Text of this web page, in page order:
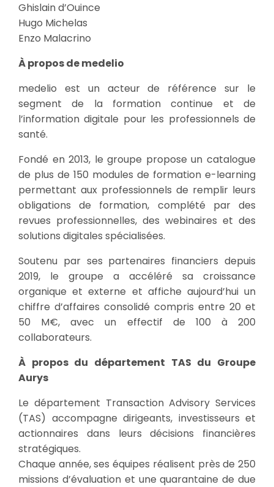
Ghislain d’Ouince
Hugo Michelas
Enzo Malacrino
À propos de medelio
medelio est un acteur de référence sur le
segment de la formation continue et de
l’information digitale pour les professionnels de
santé.
Fondé en 2013, le groupe propose un catalogue
de plus de 150 modules de formation e-learning
permettant aux professionnels de remplir leurs
obligations de formation, complété par des
revues professionnelles, des webinaires et des
solutions digitales spécialisées.
Soutenu par ses partenaires financiers depuis
2019, le groupe a accéléré sa croissance
organique et externe et affiche aujourd’hui un
chiffre d’affaires consolidé compris entre 20 et
50 M€, avec un effectif de 100 à 200
collaborateurs.
À propos du département TAS du Groupe
Aurys
Le département Transaction Advisory Services
(TAS) accompagne dirigeants, investisseurs et
actionnaires dans leurs décisions financières
stratégiques.
Chaque année, ses équipes réalisent près de 250
missions d’évaluation et une quarantaine de due